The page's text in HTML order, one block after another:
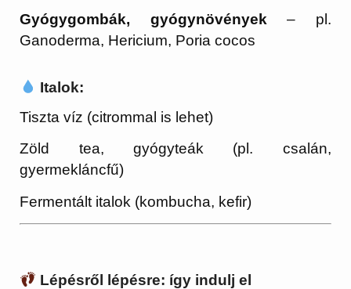
Gyógygombák, gyógynövények– pl.
Ganoderma, Hericium, Poria cocos
Italok:
Tiszta víz (citrommal is lehet)
Zöld tea, gyógyteák (pl. csalán,
gyermekláncfű)
Fermentált italok (kombucha, kefir)
Lépésről lépésre: így indulj el